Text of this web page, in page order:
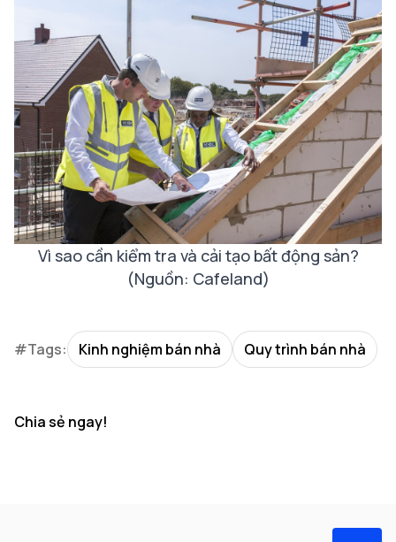
Vì sao cần kiểm tra và cải tạo bất động sản?
(Nguồn: Cafeland)
#Tags: Kinh nghiệm bán nhà Quy trình bán nhà
Chia sẻ ngay!